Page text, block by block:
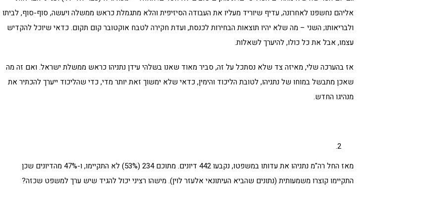
אליהם נחשפנו לאחרונה, עדיף שיוריד מעליו את העבודה הסיזיפית והלא מתגמלת כראש ממשלה ויעשה, סוף-סוף, לביתו
ולבריאותו; השני – מה שלא יהיו תוצאות הבחירות לכנסת, ועדת חקירה לטבח אוקטובר קום תקום. כדאי שיוכל להקדיש
עצמו, אבל את כל כולו, להיערך לשאלות.
אז בהערכה שלי, מאיזה צד שלא נסתכל על זה, סביר מאוד שאנו בשלהי עידן נתניהו כראש ממשלת ישראל. ואם זה מה
שאכן מתבשל במוחו של נתניהו, לטובת הליכוד והימין, כדאי שלא ימשוך זאת יותר מדי, כדי שהליכוד ייערך להכתיר את
מנהיגו החדש.
מאז החל רה"מ נתניהו את עדותו במשפטו, נקבעו 442 דיונים. מתוכם 234 (53%) לא התקיימו, ו-47% מהדיונים שכן
התקיימו קוצרו משמעותית (נתונים שהביא העיתונאי אלעזר לוין). מישהו רציני יכול להגיד שיש ערך למשפט שכזה?